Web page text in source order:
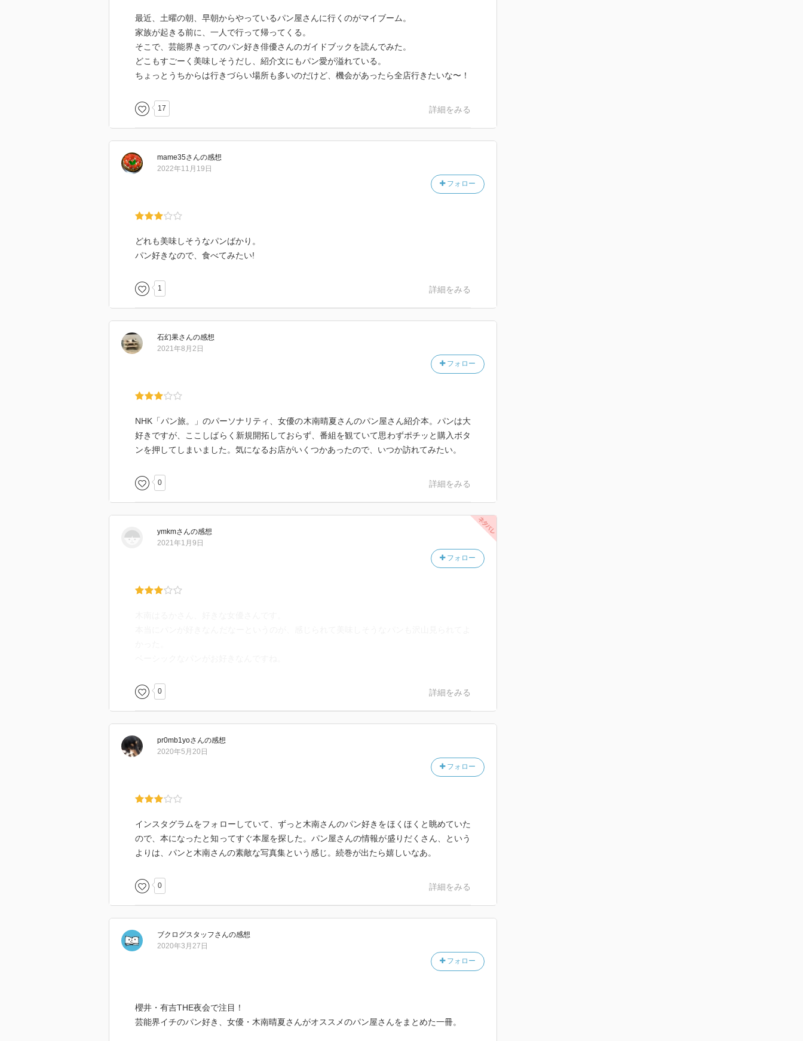
最近、土曜の朝、早朝からやっているパン屋さんに行くのがマイブーム。
家族が起きる前に、一人で行って帰ってくる。
そこで、芸能界きってのパン好き俳優さんのガイドブックを読んでみた。
どこもすごーく美味しそうだし、紹介文にもパン愛が溢れている。
ちょっとうちからは行きづらい場所も多いのだけど、機会があったら全店行きたいな〜！
17 詳細をみる
mame35さんの感想
フォロー
2022年11月19日
どれも美味しそうなパンばかり。
パン好きなので、食べてみたい!
1 詳細をみる
石幻果さんの感想
フォロー
2021年8月2日
NHK「パン旅。」のパーソナリティ、女優の木南晴夏さんのパン屋さん紹介本。パンは大
好きですが、ここしばらく新規開拓しておらず、番組を観ていて思わずポチッと購入ボタ
ンを押してしまいました。気になるお店がいくつかあったので、いつか訪れてみたい。
0 詳細をみる
ymkmさんの感想
フォロー
2021年1月9日
0 詳細をみる
pr0mb1yoさんの感想
フォロー
2020年5月20日
インスタグラムをフォローしていて、ずっと木南さんのパン好きをほくほくと眺めていた
ので、本になったと知ってすぐ本屋を探した。パン屋さんの情報が盛りだくさん、という
よりは、パンと木南さんの素敵な写真集という感じ。続巻が出たら嬉しいなあ。
0 詳細をみる
ブクログスタッフさんの感想
フォロー
2020年3月27日
櫻井・有吉THE夜会で注目！
芸能界イチのパン好き、女優・木南晴夏さんがオススメのパン屋さんをまとめた一冊。